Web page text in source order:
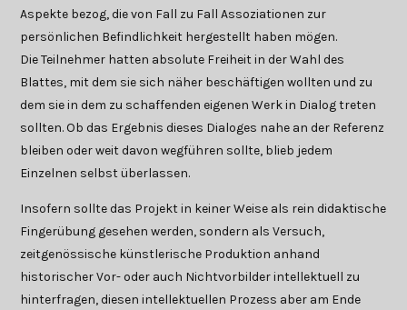
Aspekte bezog, die von Fall zu Fall Assoziationen zur
persönlichen Befindlichkeit hergestellt haben mögen.
Die Teilnehmer hatten absolute Freiheit in der Wahl des
Blattes, mit dem sie sich näher beschäftigen wollten und zu
dem sie in dem zu schaffenden eigenen Werk in Dialog treten
sollten. Ob das Ergebnis dieses Dialoges nahe an der Referenz
bleiben oder weit davon wegführen sollte, blieb jedem
Einzelnen selbst überlassen.
Insofern sollte das Projekt in keiner Weise als rein didaktische
Fingerübung gesehen werden, sondern als Versuch,
zeitgenössische künstlerische Produktion anhand
historischer Vor- oder auch Nichtvorbilder intellektuell zu
hinterfragen, diesen intellektuellen Prozess aber am Ende